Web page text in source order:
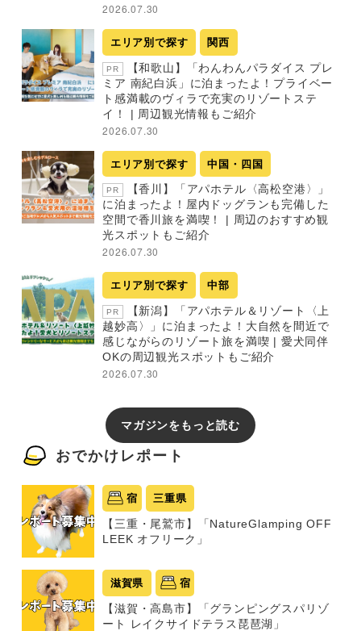
2026.07.30
エリア別で探す 関西
PR
【和歌山】「わんわんパラダイス プレ
ミア 南紀白浜」に泊まったよ！プライベー
ト感満載のヴィラで充実のリゾートステ
イ！ | 周辺観光情報もご紹介
2026.07.30
エリア別で探す 中国・四国
PR
【香川】「アパホテル〈高松空港〉」
に泊まったよ！屋内ドッグランも完備した
空間で香川旅を満喫！ | 周辺のおすすめ観
光スポットもご紹介
2026.07.30
エリア別で探す 中部
PR
【新潟】「アパホテル＆リゾート〈上
越妙高〉」に泊まったよ！大自然を間近で
感じながらのリゾート旅を満喫 | 愛犬同伴
OKの周辺観光スポットもご紹介
2026.07.30
マガジンをもっと読む
おでかけレポート
宿 三重県
【三重・尾鷲市】「NatureGlamping OFF
LEEK オフリーク」
滋賀県 宿
【滋賀・高島市】「グランピングスパリゾ
ート レイクサイドテラス琵琶湖」